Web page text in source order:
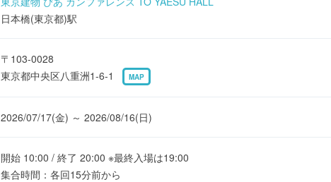
日本橋(東京都)駅
〒103-0028
東京都中央区八重洲1-6-1
MAP
2026/07/17(金) ～ 2026/08/16(日)
開始 10:00 / 終了 20:00 ※最終入場は19:00
集合時間：各回15分前から